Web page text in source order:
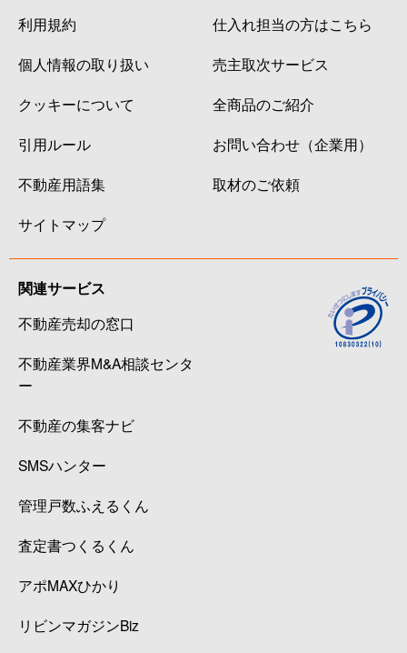
利用規約
個人情報の取り扱い
クッキーについて
引用ルール
不動産用語集
サイトマップ
仕入れ担当の方はこちら
売主取次サービス
全商品のご紹介
お問い合わせ（企業用）
取材のご依頼
関連サービス
不動産売却の窓口
不動産業界M&A相談センタ
ー
不動産の集客ナビ
SMSハンター
管理戸数ふえるくん
査定書つくるくん
アポMAXひかり
リビンマガジンBiz